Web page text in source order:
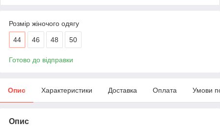
Розмір жіночого одягу
44 46 48 50
Готово до відправки
Опис Характеристики Доставка Оплата Умови
Опис